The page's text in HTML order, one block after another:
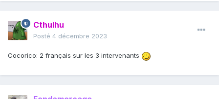
Cthulhu
Posté 4 décembre 2023
Cocorico: 2 français sur les 3 intervenants